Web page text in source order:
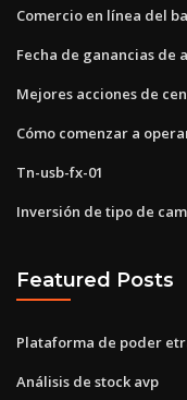
Comercio en línea del
Fecha de ganancias de
Mejores acciones de
Cómo comenzar a
Tn-usb-fx-01
Inversión de tipo de
Featured Posts
Plataforma de poder
Análisis de stock avp